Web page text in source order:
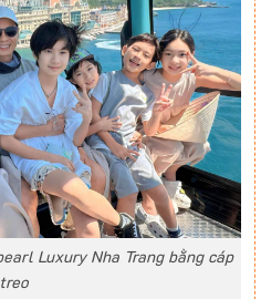
Luxury Nha Trang bằng cáp
treo